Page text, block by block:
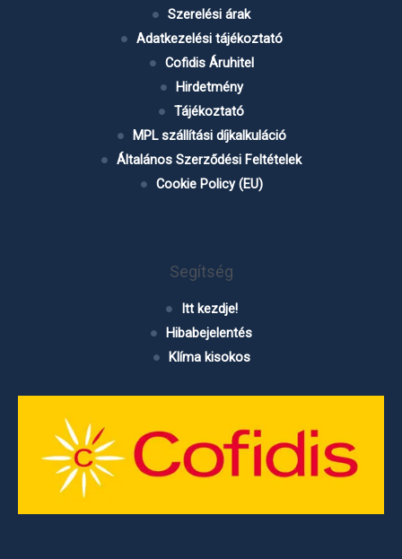
Szerelési árak
Adatkezelési tájékoztató
Cofidis Áruhitel
Hirdetmény
Tájékoztató
MPL szállítási díjkalkuláció
Általános Szerződési Feltételek
Cookie Policy (EU)
Segítség
Itt kezdje!
Hibabejelentés
Klíma kisokos